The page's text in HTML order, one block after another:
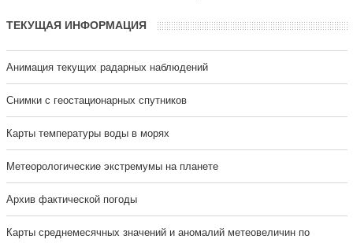
ТЕКУЩАЯ ИНФОРМАЦИЯ
Анимация текущих радарных наблюдений
Cнимки с геостационарных спутников
Карты температуры воды в морях
Метеорологические экстремумы на планете
Архив фактической погоды
Карты среднемесячных значений и аномалий метеовеличин по